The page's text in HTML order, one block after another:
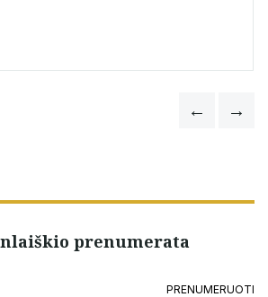
prenumerata
PRENUMERUOTI